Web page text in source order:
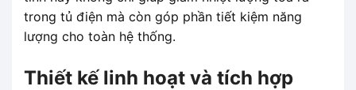
trong tủ điện mà còn góp phần tiết kiệm năng
lượng cho toàn hệ thống.
Thiết kế linh hoạt và tích hợp